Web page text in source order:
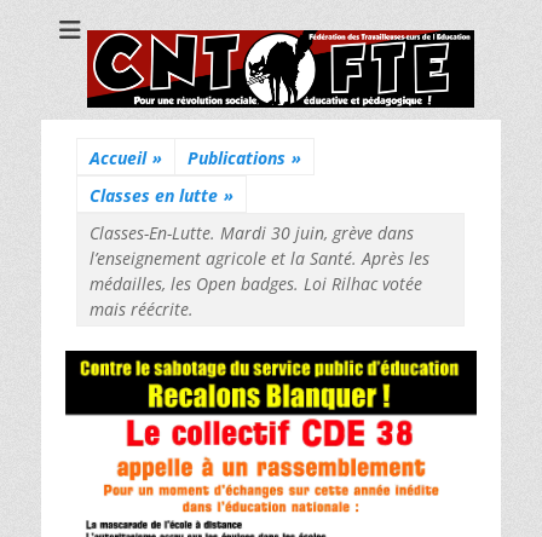
CNT Fédération
des
Travailleuses/eurs
Pour une révolution sociale, éducative et pédagogique !
Accueil » Publications »
Classes en lutte »
Classes-En-Lutte. Mardi 30 juin, grève dans
l’enseignement agricole et la Santé. Après les
médailles, les Open badges. Loi Rilhac votée
mais réécrite.